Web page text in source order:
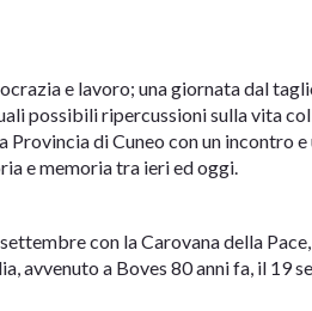
e lavoro; una giornata dal
possibili ripercussioni sulla vita
di Cuneo con un incontro e
e memoria tra ieri ed oggi.
con la Carovana della
avvenuto a Boves 80 anni fa, il 19